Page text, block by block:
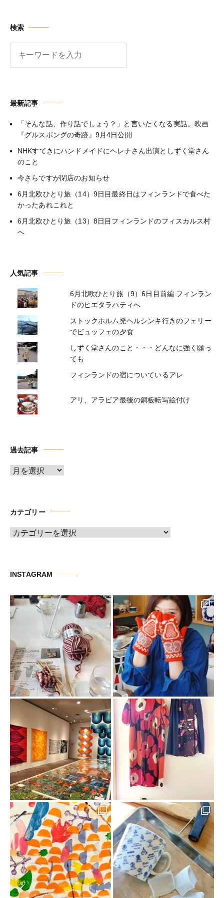
検索
最新記事
「そんな話、作り話でしょう？」と言いたくなる実話。映画
『グルスポングの奇跡』9月4日公開
NHKすてきにハンドメイドにヘレナさん出演としずく堂さん
のこと
今さらですが閉店のお知らせ
6月北欧ひとり旅（14）9日目最終日はフィンランドで食べた
かったあれこれと
6月北欧ひとり旅（13）8日目フィンランドのフィスカルス村
へ
人気記事
6月北欧ひとり旅（9）6日目前編 フィンラン
ドのヒエタラハティへ
ストックホルム発ヘルシンキ行きのフェリー
でビュッフェの夕食
しずく堂さんのこと・・・どんなに強く願っ
ても
フィンランドの宿についているアレ
アリ、アラビア最後の銅板転写絵付け
過去記事
ア
ブ
カテゴリー
カ
ー
INSTAGRAM